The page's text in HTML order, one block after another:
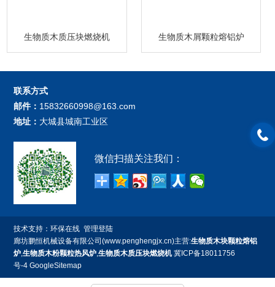
生物质木质压块燃烧机 生物质木屑颗粒熔铝炉
联系方式
邮件： 15832660998@163.com
地址： 大城县城南工业区
微信扫描关注我们：
技术支持：环保在线 管理登陆
廊坊鹏恒机械设备有限公司(www.penghengjx.cn)主营:生物质木块颗粒熔铝
炉 ,生物质木粉颗粒热风炉 ,生物质木质压块燃烧机 冀ICP备18011756
号-4 GoogleSitemap